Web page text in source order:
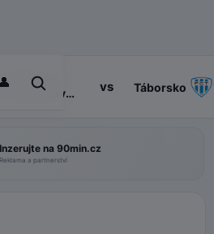
👤
Baník
Ostrava
vs Táborsko
Inzerujte na 90min.cz
Reklama a partnerství